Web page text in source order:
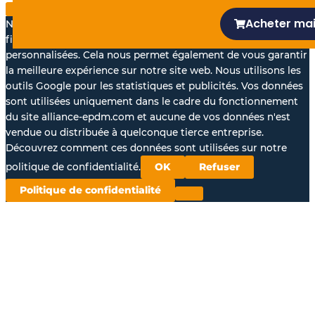
Acheter
Nous aimerions avec votre accord, utiliser vos données à des
fins statistiques et pour vous proposer des annonces
personnalisées. Cela nous permet également de vous garantir
la meilleure expérience sur notre site web. Nous utilisons les
outils Google pour les statistiques et publicités. Vos données
sont utilisées uniquement dans le cadre du fonctionnement
du site alliance-epdm.com et aucune de vos données n'est
vendue ou distribuée à quelconque tierce entreprise.
Découvrez comment ces données sont utilisées sur notre
politique de confidentialité.
OK Refuser
Politique de confidentialité